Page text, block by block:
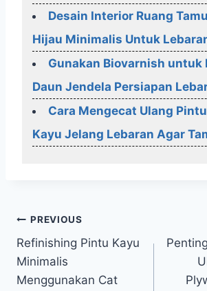
Desain Interior Ruang
Hijau Minimalis Untuk
Gunakan Biovarnish untuk
Daun Jendela Persiapan
Cara Mengecat Ulang
Kayu Jelang Lebaran Agar
Post
navigation
PREVIOUS
Refinishing Pintu Kayu
Minimalis
Menggunakan Cat